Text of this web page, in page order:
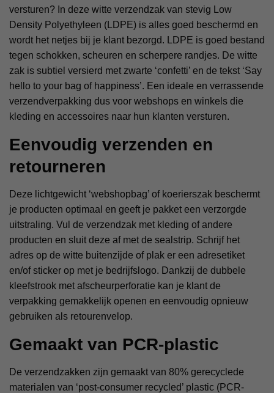
versturen? In deze witte verzendzak van stevig Low
Density Polyethyleen (LDPE) is alles goed beschermd en
wordt het netjes bij je klant bezorgd. LDPE is goed bestand
tegen schokken, scheuren en scherpere randjes. De witte
zak is subtiel versierd met zwarte ‘confetti’ en de tekst ‘Say
hello to your bag of happiness’. Een ideale en verrassende
verzendverpakking dus voor webshops en winkels die
kleding en accessoires naar hun klanten versturen.
Eenvoudig verzenden en
retourneren
Deze lichtgewicht ‘webshopbag’ of koerierszak beschermt
je producten optimaal en geeft je pakket een verzorgde
uitstraling. Vul de verzendzak met kleding of andere
producten en sluit deze af met de sealstrip. Schrijf het
adres op de witte buitenzijde of plak er een adresetiket
en/of sticker op met je bedrijfslogo. Dankzij de dubbele
kleefstrook met afscheurperforatie kan je klant de
verpakking gemakkelijk openen en eenvoudig opnieuw
gebruiken als retourenvelop.
Gemaakt van PCR-plastic
De verzendzakken zijn gemaakt van 80% gerecyclede
materialen van ‘post-consumer recycled’ plastic (PCR-